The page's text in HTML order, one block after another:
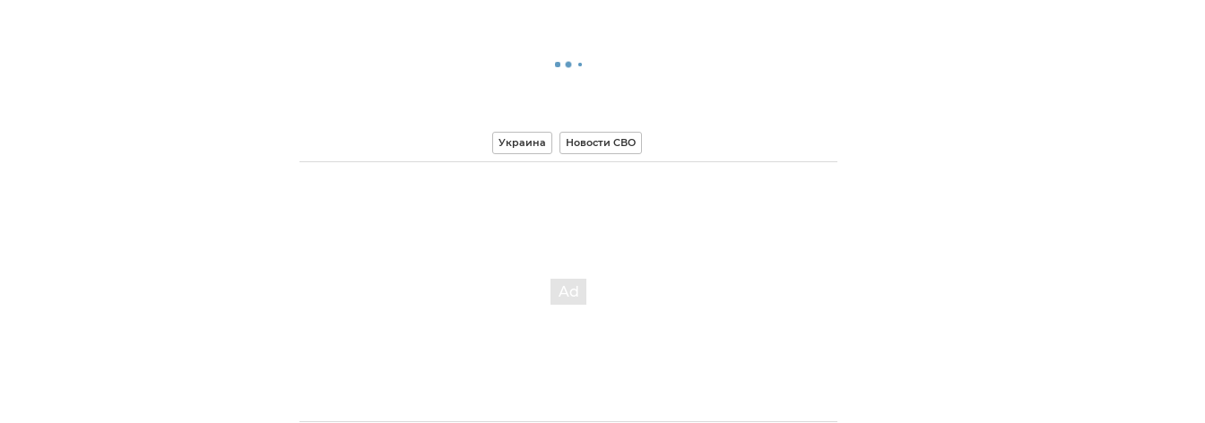
Украина Новости СВО